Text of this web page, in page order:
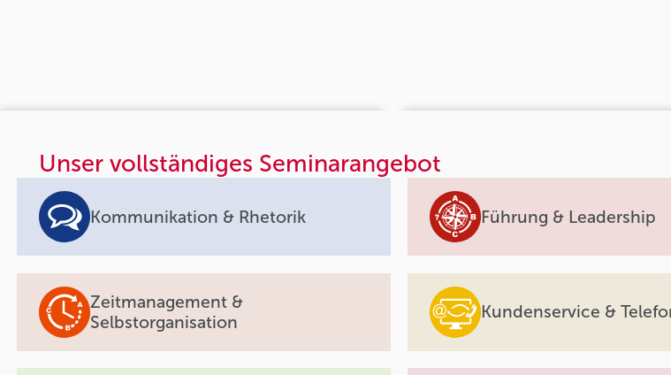
Unser vollständiges Seminarangebot
Kommunikation & Rhetorik Führung & Leadership
Zeitmanagement &
Selbstorganisation
Kundenservice &